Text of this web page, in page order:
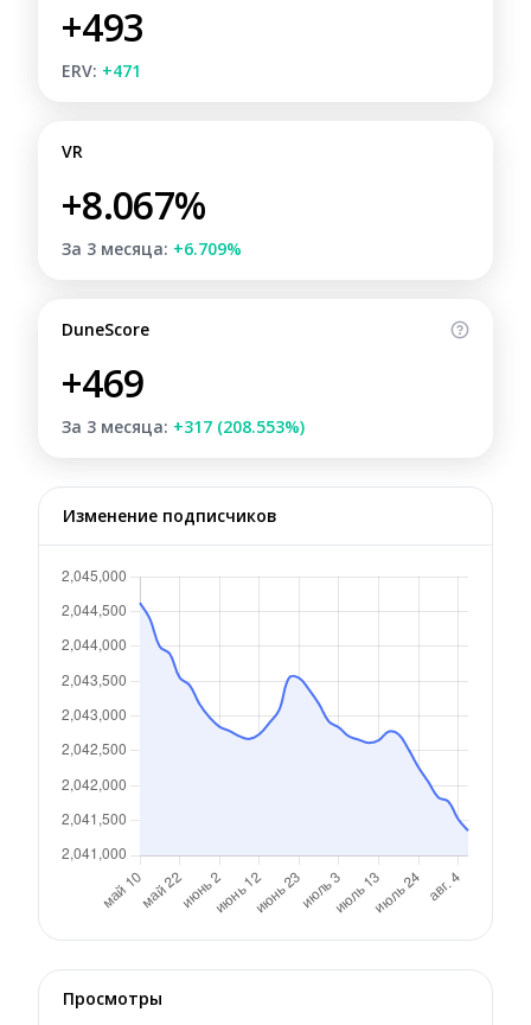
+493
ERV: +471
VR
+8.067%
За 3 месяца: +6.709%
DuneScore
+469
За 3 месяца: +317 (208.553%)
Изменение подписчиков
Просмотры